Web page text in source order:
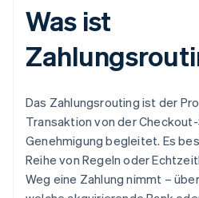
Was ist
Das Zahlungsrouting ist der
Transaktion von der
Genehmigung begleitet. Es
Reihe von Regeln oder
Weg eine Zahlung nimmt –